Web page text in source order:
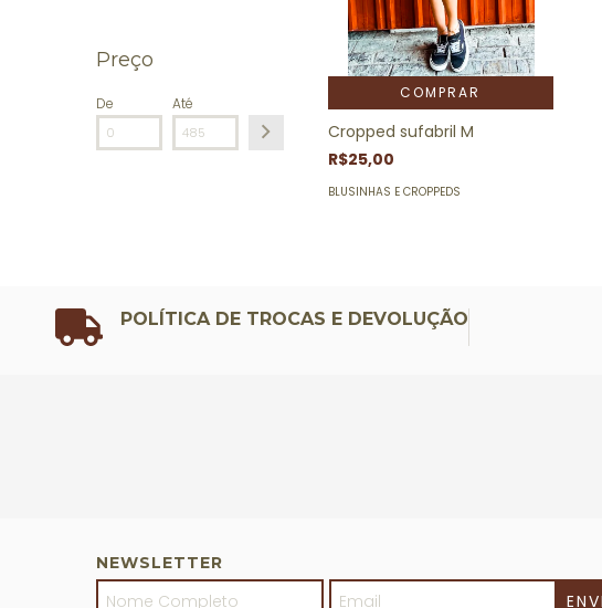
Preço
De Até
COMPRAR
Cropped sufabril M
R$25,00
BLUSINHAS E CROPPEDS
POLÍTICA DE TROCAS E DEVOLUÇÃO
NEWSLETTER